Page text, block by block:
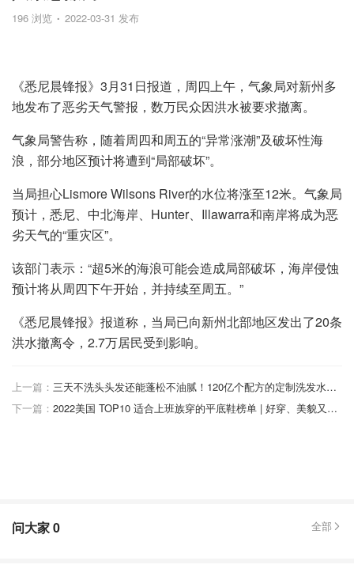
196 浏览 2022-03-31 发布
《悉尼晨锋报》3月31日报道，周四上午，气象局对新州多
地发布了恶劣天气警报，数万民众因洪水被要求撤离。
气象局警告称，随着周四和周五的“异常涨潮”及破坏性海
浪，部分地区预计将遭到“局部破坏”。
当局担心Lismore Wilsons River的水位将涨至12米。气象局
预计，悉尼、中北海岸、Hunter、Illawarra和南岸将成为恶
劣天气的“重灾区”。
该部门表示：“超5米的海浪可能会造成局部破坏，海岸侵蚀
预计将从周四下午开始，并持续至周五。”
《悉尼晨锋报》报道称，当局已向新州北部地区发出了20条
洪水撤离令，2.7万居民受到影响。
上一篇：
三天不洗头头发还能蓬松不油腻！120亿个配方的定制洗发水YYDS！
下一篇：
2022美国 TOP10 适合上班族穿的平底鞋榜单 | 好穿、美貌又百搭的平底鞋推荐，每一双都好喜欢！
问大家0 全部